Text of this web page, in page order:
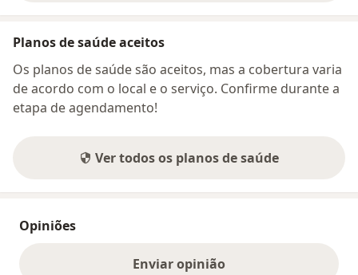
Planos de saúde aceitos
Os planos de saúde são aceitos, mas a cobertura varia
de acordo com o local e o serviço. Confirme durante a
etapa de agendamento!
Ver todos os planos de saúde
Opiniões
Enviar opinião